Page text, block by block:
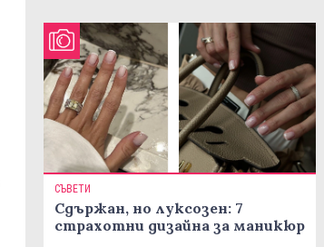
СЪВЕТИ
Сдържан, но луксозен: 7
страхотни дизайна за маникюр